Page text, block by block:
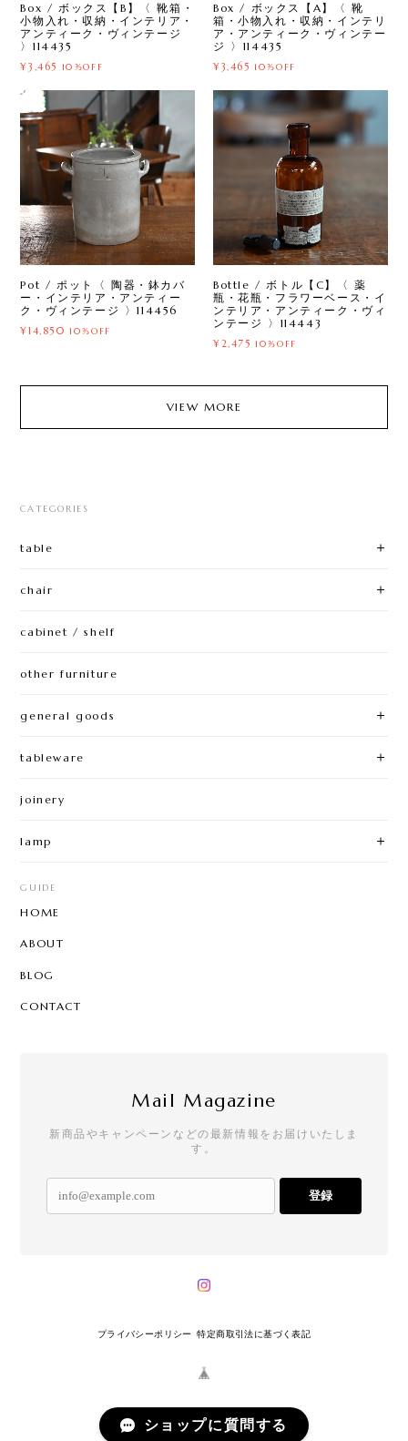
Box / ボックス【B】〈 靴箱・
小物入れ・収納・インテリア・
アンティーク・ヴィンテージ
〉114435
¥3,465 10%OFF
Box / ボックス【A】〈 靴
箱・小物入れ・収納・インテリ
ア・アンティーク・ヴィンテー
ジ 〉114435
¥3,465 10%OFF
Pot / ポット〈 陶器・鉢カバ
ー・インテリア・アンティー
ク・ヴィンテージ 〉114456
¥14,850 10%OFF
Bottle / ボトル【C】〈 薬
瓶・花瓶・フラワーベース・イ
ンテリア・アンティーク・ヴィ
ンテージ 〉114443
¥2,475 10%OFF
VIEW MORE
CATEGORIES
table
chair
cabinet / shelf
other furniture
general goods
tableware
joinery
lamp
GUIDE
HOME
ABOUT
BLOG
CONTACT
Mail Magazine
新商品やキャンペーンなどの最新情報をお届けいたしま
す。
登録
プライバシーポリシー 特定商取引法に基づく表記
ショップに質問する